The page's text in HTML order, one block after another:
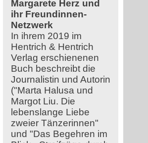
Margarete Herz und
ihr Freundinnen-
Netzwerk
In ihrem 2019 im
Hentrich & Hentrich
Verlag erschienenen
Buch beschreibt die
Journalistin und Autorin
("Marta Halusa und
Margot Liu. Die
lebenslange Liebe
zweier Tänzerinnen"
und "Das Begehren im